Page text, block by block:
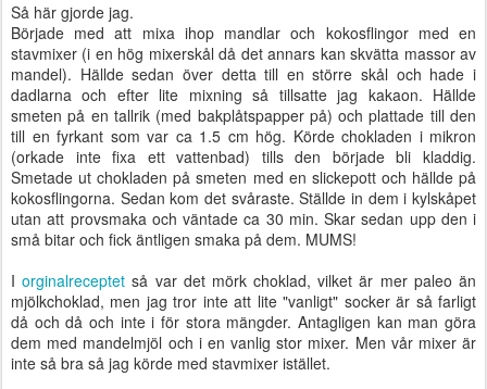
Så här gjorde jag.
Började med att mixa ihop mandlar och kokosflingor med en
stavmixer (i en hög mixerskål då det annars kan skvätta massor av
mandel). Hällde sedan över detta till en större skål och hade i
dadlarna och efter lite mixning så tillsatte jag kakaon. Hällde
smeten på en tallrik (med bakplåtspapper på) och plattade till den
till en fyrkant som var ca 1.5 cm hög. Körde chokladen i mikron
(orkade inte fixa ett vattenbad) tills den började bli kladdig.
Smetade ut chokladen på smeten med en slickepott och hällde på
kokosflingorna. Sedan kom det svåraste. Ställde in dem i kylskåpet
utan att provsmaka och väntade ca 30 min. Skar sedan upp den i
små bitar och fick äntligen smaka på dem. MUMS!
Iorginalreceptet så var det mörk choklad, vilket är mer paleo än
mjölkchoklad, men jag tror inte att lite "vanligt" socker är så farligt
då och då och inte i för stora mängder. Antagligen kan man göra
dem med mandelmjöl och i en vanlig stor mixer. Men vår mixer är
inte så bra så jag körde med stavmixer istället.